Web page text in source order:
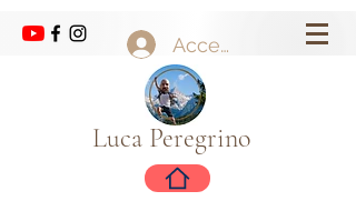
Luca Peregrino
Accedi